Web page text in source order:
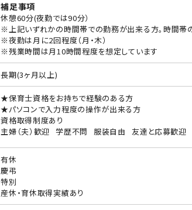
補足事項
休憩60分(夜勤では90分）
※上記いずれかの時間帯での勤務が出来る方。時間帯
※夜勤は月に2回程度（月・木）
※残業時間は月10時間程度を想定しています
長期(3ヶ月以上)
★保育士資格をお持ちで経験のある方
★パソコンで入力程度の操作が出来る方
資格取得制度あり
主婦（夫）歓迎
学歴不問 服装自由 友達と応募歓迎
有休
慶弔
特別
産休・育休取得実績あり